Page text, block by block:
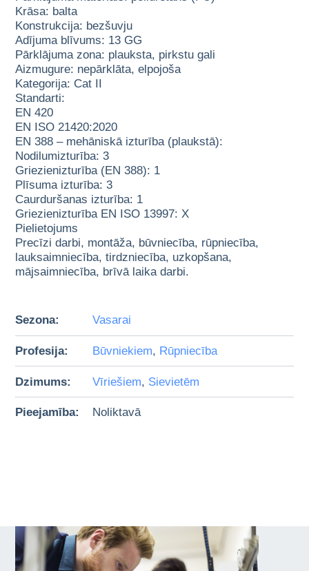
Krāsa: balta
Konstrukcija: bezšuvju
Adījuma blīvums: 13 GG
Pārklājuma zona: plauksta, pirkstu gali
Aizmugure: nepārklāta, elpojoša
Kategorija: Cat II
Standarti:
EN 420
EN ISO 21420:2020
EN 388 – mehāniskā izturība (plaukstā):
Nodilumizturība: 3
Griezienizturība (EN 388): 1
Plīsuma izturība: 3
Caurduršanas izturība: 1
Griezienizturība EN ISO 13997: X
Pielietojums
Precīzi darbi, montāža, būvniecība, rūpniecība,
lauksaimniecība, tirdzniecība, uzkopšana,
mājsaimniecība, brīvā laika darbi.
Sezona: Vasarai
Profesija: Būvniekiem, Rūpniecība
Dzimums: Vīriešiem, Sievietēm
Pieejamība: Noliktavā